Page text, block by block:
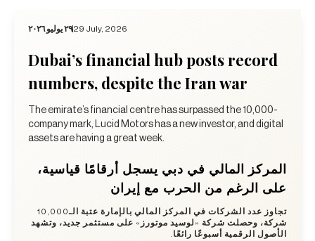
٢٩ يوليو ٢٠٢٦29 July, 2026
Dubai’s financial hub posts record
numbers, despite the Iran war
The emirate’s financial centre has surpassed the 10,000-
company mark, Lucid Motors has a new investor, and digital
assets are having a great week.
المركز المالي في دبي يسجل أرقامًا قياسية،
على الرغم من الحرب مع إيران
تجاوز عدد الشركات في المركز المالي بالإمارة عتبة الـ10,000
شركة، وحصلت شركة «لوسيد موتورز» على مستثمر جديد، وتشهد
الأصول الرقمية أسبوعًا رائعًا.